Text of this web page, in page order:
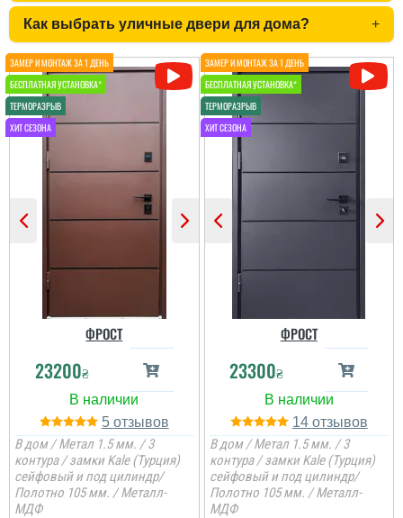
Ірина
Замовляли троє дверей
в будинок. Двоє глухі і
моделі.
Робив двері на
красивіше. Велике
читати всі відгуки
Дуже сподобалось
покриття та те , що
двері мають 4 контури
ущільнення і гарно
читати всі відгуки
Как выбрать уличные двери для дома? +
ФРОСТ
23200₴
5
В дом / Метал 1.5 мм. / 3
контура / замки Kale (Турция)
сейфовый и под цилиндр/
Полотно 105 мм. / Металл-
МДФ
ФРОСТ
23300₴
14
В дом / Метал 1.5 мм. / 3
контура / замки Kale (Турция)
сейфовый и под цилиндр/
Полотно 105 мм. / Металл-
МДФ